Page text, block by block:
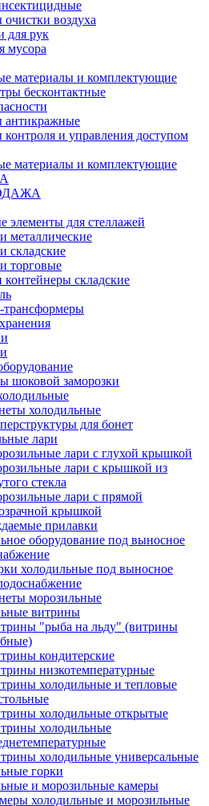
воздуха
для рук
мусора
материалы и комплектующие
бесконтактные
антикражные
и управления доступом
материалы и комплектующие
элементы для стеллажей
металлические
складские
торговые
складские
трансформеры
шоковой заморозки
холодильные
для бонет
лари
лари с глухой крышкой
лари с крышкой из
стекла
лари с прямой
крышкой
прилавки
оборудование под выносное
холодильные под выносное
морозильные
витрины
"рыба на льду" (витрины
кондитерские
низкотемпературные
холодильные и тепловые
холодильные открытые
холодильные
холодильные универсальные
горки
и морозильные камеры
холодильные и морозильные